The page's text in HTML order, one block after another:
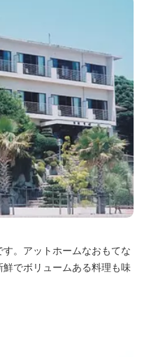
。アットホームなおもてな
でボリュームある料理も味